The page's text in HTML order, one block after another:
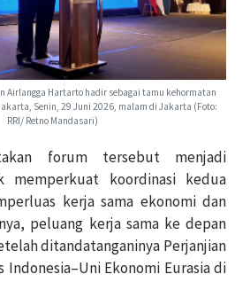
Airlangga Hartarto hadir sebagai tamu kehormatan
Senin, 29 Juni 2026, malam di Jakarta (Foto:
RRI/ Retno Mandasari)
forum tersebut menjadi
memperkuat koordinasi kedua
kerja sama ekonomi dan
peluang kerja sama ke depan
ditandatanganinya Perjanjian
Indonesia–Uni Ekonomi Eurasia di